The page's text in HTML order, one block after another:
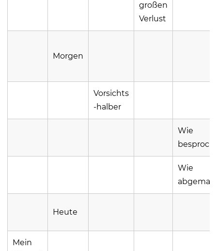
großen
Verlust
Morgen
Vorsichts
-halber
Wie
Wie
Heute
Mein